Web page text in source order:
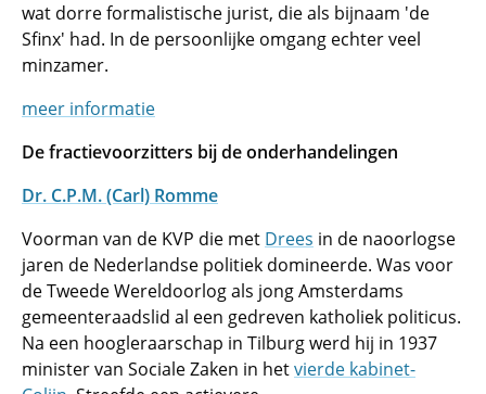
wat dorre formalistische jurist, die als bijnaam 'de
Sfinx' had. In de persoonlijke omgang echter veel
minzamer.
meer informatie
De fractievoorzitters bij de onderhandelingen
Dr. C.P.M. (Carl) Romme
Voorman van de KVP die met Drees in de naoorlogse
jaren de Nederlandse politiek domineerde. Was voor
de Tweede Wereldoorlog als jong Amsterdams
gemeenteraadslid al een gedreven katholiek politicus.
Na een hoogleraarschap in Tilburg werd hij in 1937
minister van Sociale Zaken in hetvierde kabinet-